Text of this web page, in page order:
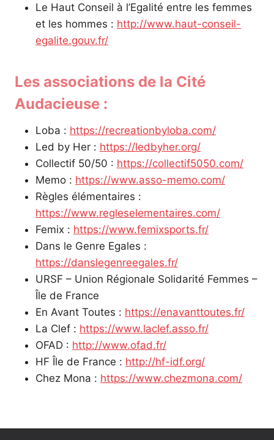
Le Haut Conseil à l’Egalité entre les femmes
et les hommes : http://www.haut-conseil-
egalite.gouv.fr/
Les associations de la Cité
Audacieuse :
Loba : https://recreationbyloba.com/
Led by Her : https://ledbyher.org/
Collectif 50/50 : https://collectif5050.com/
Memo : https://www.asso-memo.com/
Règles élémentaires :
https://www.regleselementaires.com/
Femix : https://www.femixsports.fr/
Dans le Genre Egales :
https://danslegenreegales.fr/
URSF – Union Régionale Solidarité Femmes –
Île de France
En Avant Toutes : https://enavanttoutes.fr/
La Clef : https://www.laclef.asso.fr/
OFAD : http://www.ofad.fr/
HF Île de France : http://hf-idf.org/
Chez Mona : https://www.chezmona.com/